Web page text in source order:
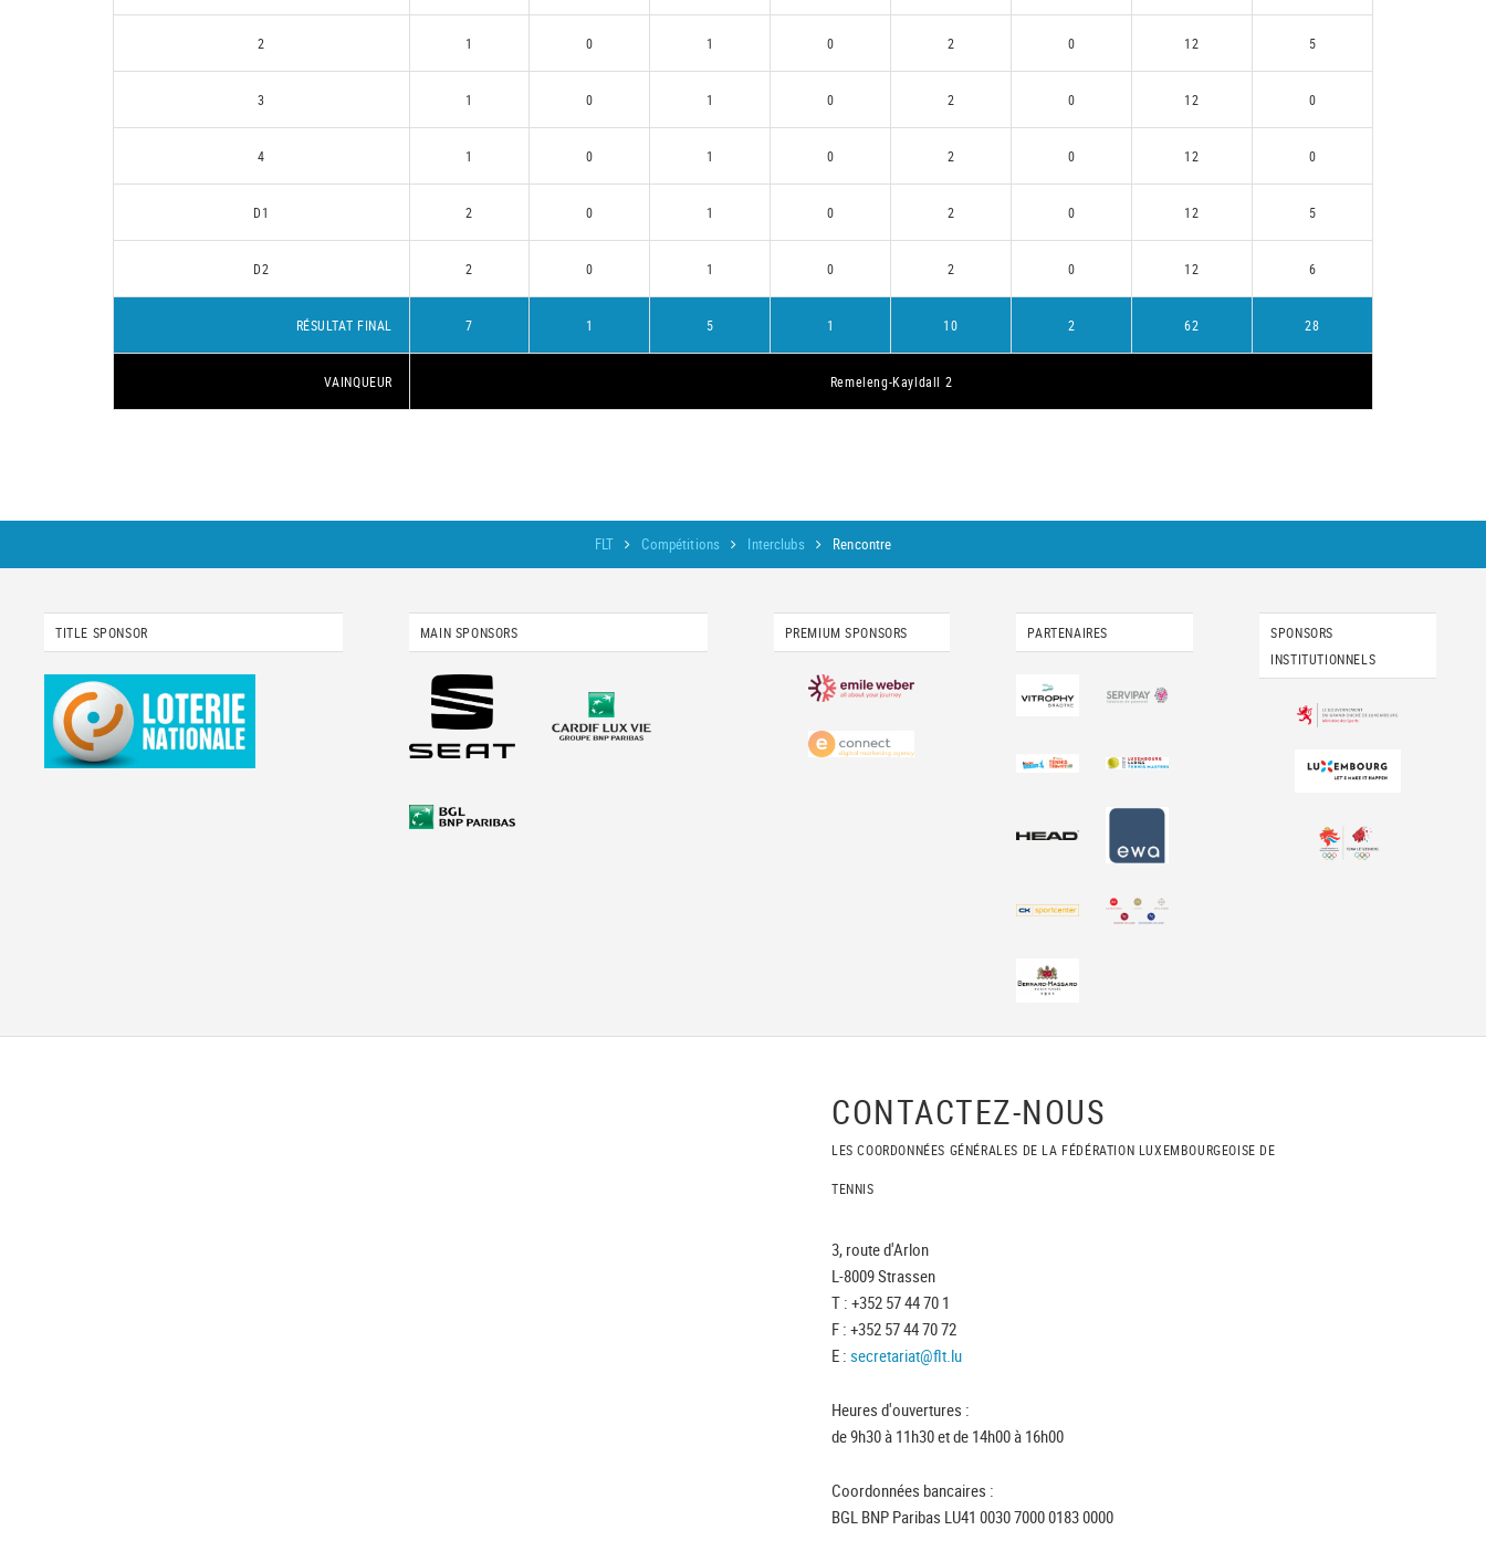
2 1 0 1 0 2 0 12 5
3 1 0 1 0 2 0 12 0
4 1 0 1 0 2 0 12 0
D1 2 0 1 0 2 0 12 5
D2 2 0 1 0 2 0 12 6
RÉSULTAT FINAL 7 1 5 1 10 2 62 28
VAINQUEUR Remeleng-Kayldall 2
FLT Compétitions Interclubs Rencontre
TITLE SPONSOR MAIN SPONSORS PREMIUM SPONSORS PARTENAIRES
SPONSORS
INSTITUTIONNELS
CONTACTEZ-NOUS
LES COORDONNÉES GÉNÉRALES DE LA FÉDÉRATION LUXEMBOURGEOISE DE
TENNIS
3, route d'Arlon
L-8009 Strassen
T : +352 57 44 70 1
F : +352 57 44 70 72
E : secretariat@flt.lu
Heures d'ouvertures :
de 9h30 à 11h30 et de 14h00 à 16h00
Coordonnées bancaires :
BGL BNP Paribas LU41 0030 7000 0183 0000